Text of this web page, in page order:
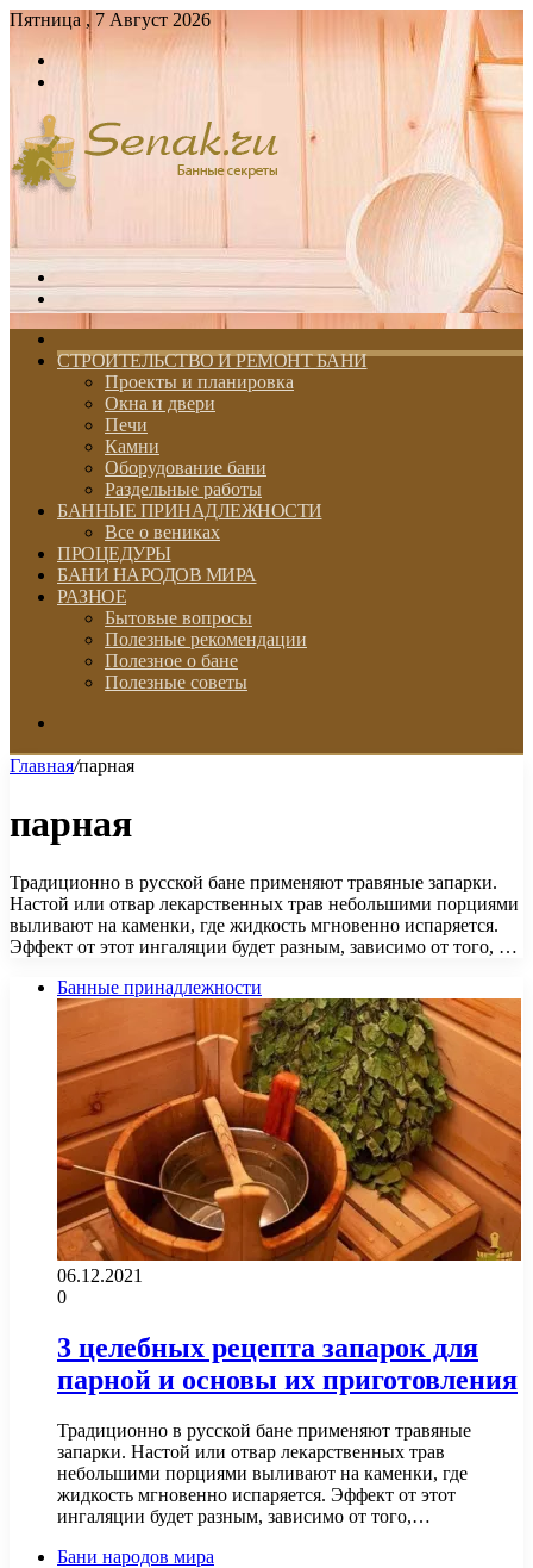
Пятница , 7 Август 2026
Войти
skin
СТРОИТЕЛЬСТВО И РЕМОНТ БАНИ
Проекты и планировка
Окна и двери
Печи
Камни
Оборудование бани
Раздельные работы
БАННЫЕ ПРИНАДЛЕЖНОСТИ
Все о вениках
ПРОЦЕДУРЫ
БАНИ НАРОДОВ МИРА
РАЗНОЕ
Бытовые вопросы
Полезные рекомендации
Полезное о бане
Полезные советы
Главная/парная
парная
Традиционно в русской бане применяют травяные запарки.
Настой или отвар лекарственных трав небольшими порциями
выливают на каменки, где жидкость мгновенно испаряется.
Эффект от этот ингаляции будет разным, зависимо от того, …
Банные принадлежности
06.12.2021
0
3 целебных рецепта запарок для
парной и основы их приготовления
Традиционно в русской бане применяют травяные
запарки. Настой или отвар лекарственных трав
небольшими порциями выливают на каменки, где
жидкость мгновенно испаряется. Эффект от этот
ингаляции будет разным, зависимо от того,…
Бани народов мира